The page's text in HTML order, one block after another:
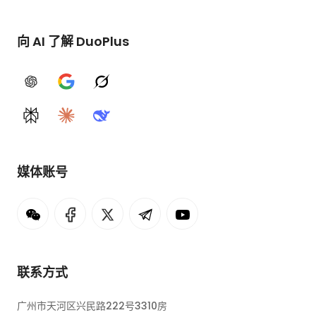
向 AI 了解 DuoPlus
ChatGPTGoogle AIGrok
PerplexityClaudeDeepSeek
媒体账号
联系方式
广州市天河区兴民路222号3310房